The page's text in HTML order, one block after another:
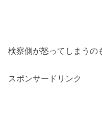
検察側が怒ってしまうの
スポンサードリンク